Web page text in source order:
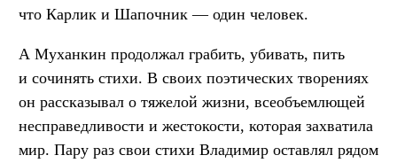
что Карлик и Шапочник — один человек.
А Муханкин продолжал грабить, убивать, пить
и сочинять стихи. В своих поэтических творениях
он рассказывал о тяжелой жизни, всеобъемлющей
несправедливости и жестокости, которая захватила
мир. Пару раз свои стихи Владимир оставлял рядом